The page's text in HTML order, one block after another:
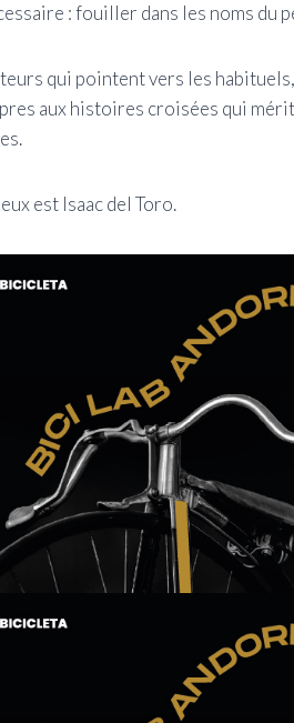
: fouiller dans les noms du
qui pointent vers les
aux histoires croisées qui
est Isaac del Toro.